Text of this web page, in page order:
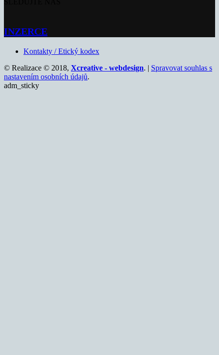
INZERCE
Kontakty / Etický kodex
© Realizace © 2018, Xcreative - webdesign. | Spravovat souhlas s
nastavením osobních údajů.
adm_sticky